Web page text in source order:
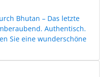
Bhutan – Das letzte
Authentisch.
Sie eine wunderschöne